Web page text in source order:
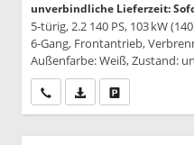
unverbindliche Lieferzeit:
5-türig, 2.2 140 PS, 103 kW
6-Gang, Frontantrieb,
Außenfarbe: Weiß, Zustand:
Wir rufen Sie an
PDF-Datei,